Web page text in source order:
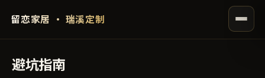
留恋家居 · 瑞溪定制
避坑指南